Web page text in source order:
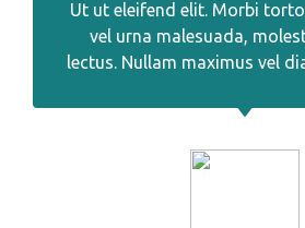
Ut ut eleifend elit. Morbi
vel urna malesuada,
lectus. Nullam maximus vel